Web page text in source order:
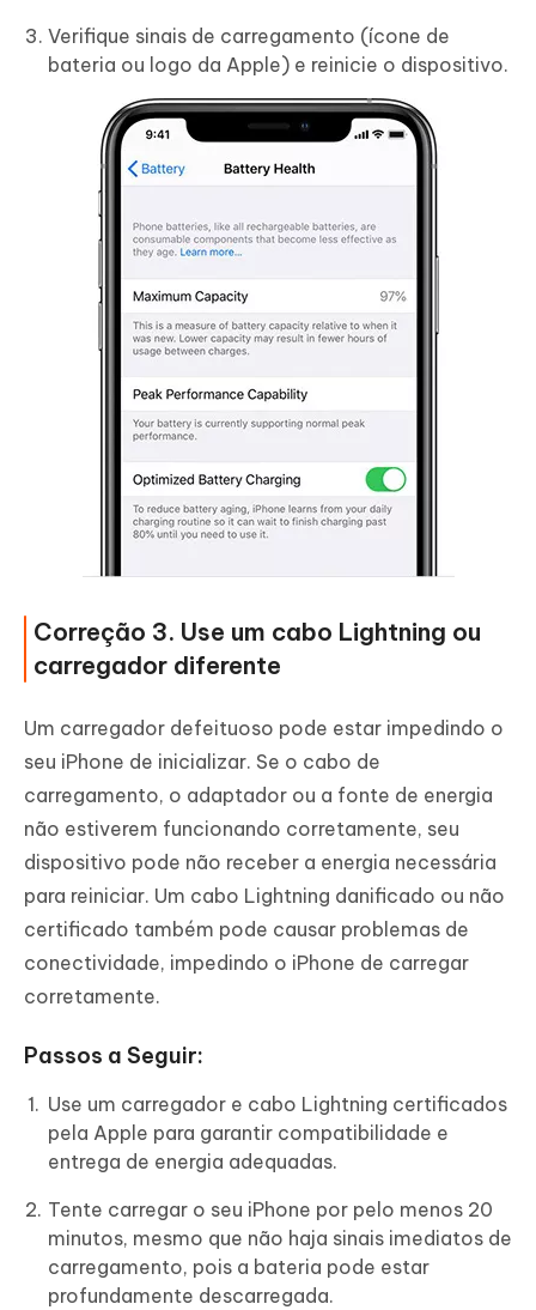
Verifique sinais de carregamento (ícone de
bateria ou logo da Apple) e reinicie o dispositivo.
Correção 3. Use um cabo Lightning ou
carregador diferente
Um carregador defeituoso pode estar impedindo o
seu iPhone de inicializar. Se o cabo de
carregamento, o adaptador ou a fonte de energia
não estiverem funcionando corretamente, seu
dispositivo pode não receber a energia necessária
para reiniciar. Um cabo Lightning danificado ou não
certificado também pode causar problemas de
conectividade, impedindo o iPhone de carregar
corretamente.
Passos a Seguir:
Use um carregador e cabo Lightning certificados
pela Apple para garantir compatibilidade e
entrega de energia adequadas.
Tente carregar o seu iPhone por pelo menos 20
minutos, mesmo que não haja sinais imediatos de
carregamento, pois a bateria pode estar
profundamente descarregada.